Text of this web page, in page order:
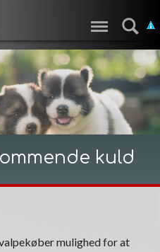
kuld
mulighed for at